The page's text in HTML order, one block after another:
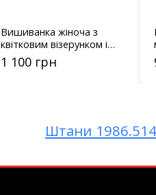
Вишиванка жіноча з
квітковим візерунком і
мереживом - 15631
1 100 грн
Штани